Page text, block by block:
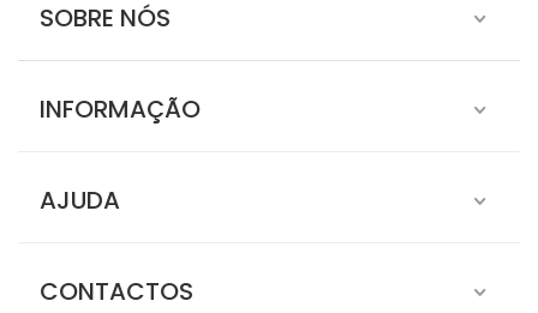
SOBRE NÓS
INFORMAÇÃO
AJUDA
CONTACTOS